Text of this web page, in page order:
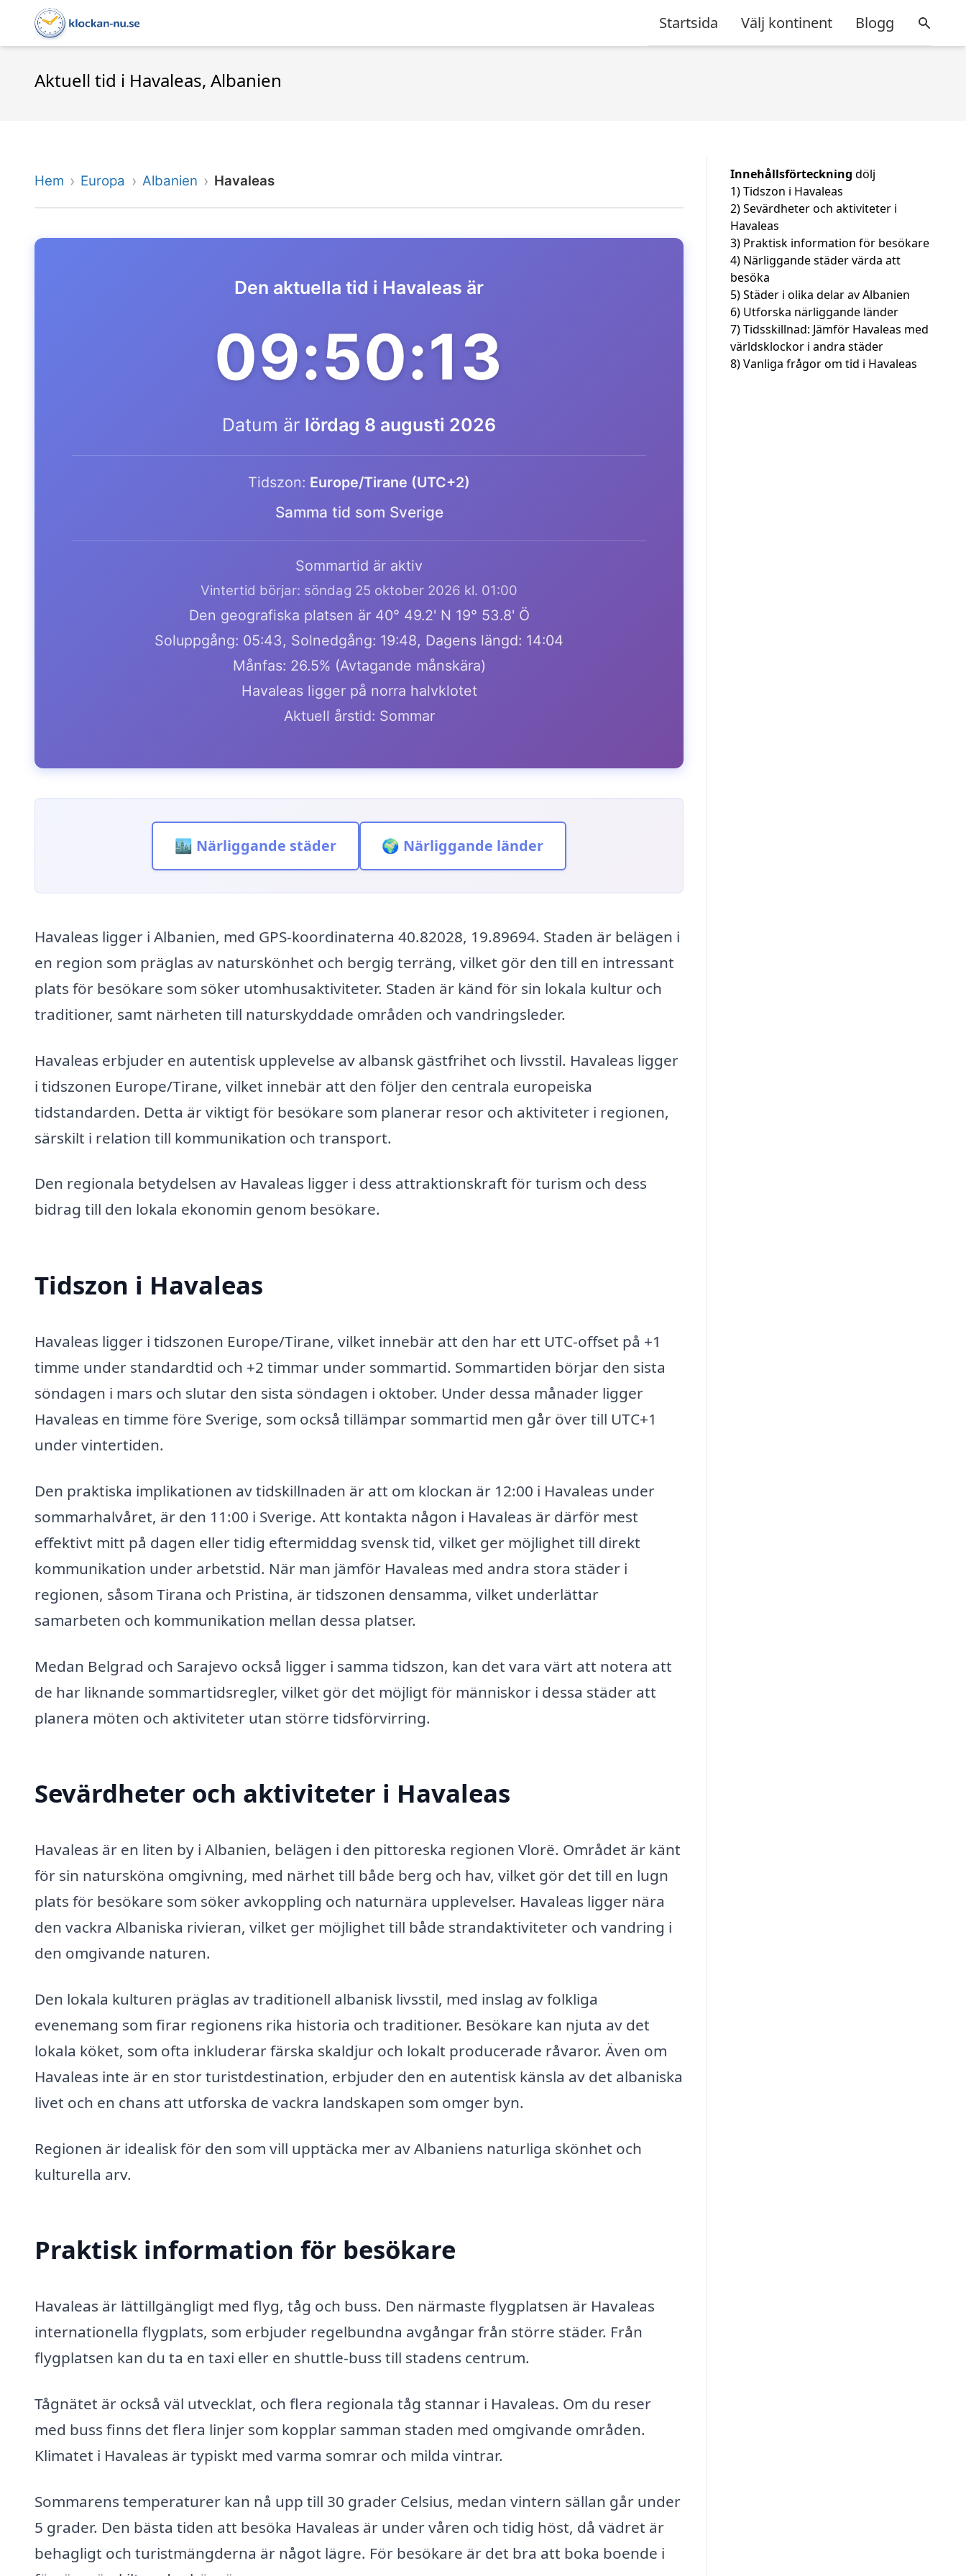
Startsida Välj kontinent Blogg
Aktuell tid i Havaleas, Albanien
Hem Europa Albanien Havaleas
Den aktuella tid i Havaleas är
09:50:13
Datum är lördag 8 augusti 2026
Tidszon: Europe/Tirane (UTC+2)
Samma tid som Sverige
Sommartid är aktiv
Vintertid börjar: söndag 25 oktober 2026 kl. 01:00
Den geografiska platsen är 40° 49.2' N 19° 53.8' Ö
Soluppgång: 05:43, Solnedgång: 19:48, Dagens längd: 14:04
Månfas: 26.5% (Avtagande månskära)
Havaleas ligger på norra halvklotet
Aktuell årstid: Sommar
🏙️ Närliggande städer 🌍 Närliggande länder
Havaleas ligger i Albanien, med GPS-koordinaterna 40.82028, 19.89694. Staden är belägen i
en region som präglas av naturskönhet och bergig terräng, vilket gör den till en intressant
plats för besökare som söker utomhusaktiviteter. Staden är känd för sin lokala kultur och
traditioner, samt närheten till naturskyddade områden och vandringsleder.
Havaleas erbjuder en autentisk upplevelse av albansk gästfrihet och livsstil. Havaleas ligger
i tidszonen Europe/Tirane, vilket innebär att den följer den centrala europeiska
tidstandarden. Detta är viktigt för besökare som planerar resor och aktiviteter i regionen,
särskilt i relation till kommunikation och transport.
Den regionala betydelsen av Havaleas ligger i dess attraktionskraft för turism och dess
bidrag till den lokala ekonomin genom besökare.
Tidszon i Havaleas
Havaleas ligger i tidszonen Europe/Tirane, vilket innebär att den har ett UTC-offset på +1
timme under standardtid och +2 timmar under sommartid. Sommartiden börjar den sista
söndagen i mars och slutar den sista söndagen i oktober. Under dessa månader ligger
Havaleas en timme före Sverige, som också tillämpar sommartid men går över till UTC+1
under vintertiden.
Den praktiska implikationen av tidskillnaden är att om klockan är 12:00 i Havaleas under
sommarhalvåret, är den 11:00 i Sverige. Att kontakta någon i Havaleas är därför mest
effektivt mitt på dagen eller tidig eftermiddag svensk tid, vilket ger möjlighet till direkt
kommunikation under arbetstid. När man jämför Havaleas med andra stora städer i
regionen, såsom Tirana och Pristina, är tidszonen densamma, vilket underlättar
samarbeten och kommunikation mellan dessa platser.
Medan Belgrad och Sarajevo också ligger i samma tidszon, kan det vara värt att notera att
de har liknande sommartidsregler, vilket gör det möjligt för människor i dessa städer att
planera möten och aktiviteter utan större tidsförvirring.
Sevärdheter och aktiviteter i Havaleas
Havaleas är en liten by i Albanien, belägen i den pittoreska regionen Vlorë. Området är känt
för sin natursköna omgivning, med närhet till både berg och hav, vilket gör det till en lugn
plats för besökare som söker avkoppling och naturnära upplevelser. Havaleas ligger nära
den vackra Albaniska rivieran, vilket ger möjlighet till både strandaktiviteter och vandring i
den omgivande naturen.
Den lokala kulturen präglas av traditionell albanisk livsstil, med inslag av folkliga
evenemang som firar regionens rika historia och traditioner. Besökare kan njuta av det
lokala köket, som ofta inkluderar färska skaldjur och lokalt producerade råvaror. Även om
Havaleas inte är en stor turistdestination, erbjuder den en autentisk känsla av det albaniska
livet och en chans att utforska de vackra landskapen som omger byn.
Regionen är idealisk för den som vill upptäcka mer av Albaniens naturliga skönhet och
kulturella arv.
Praktisk information för besökare
Havaleas är lättillgängligt med flyg, tåg och buss. Den närmaste flygplatsen är Havaleas
internationella flygplats, som erbjuder regelbundna avgångar från större städer. Från
flygplatsen kan du ta en taxi eller en shuttle-buss till stadens centrum.
Tågnätet är också väl utvecklat, och flera regionala tåg stannar i Havaleas. Om du reser
med buss finns det flera linjer som kopplar samman staden med omgivande områden.
Klimatet i Havaleas är typiskt med varma somrar och milda vintrar.
Sommarens temperaturer kan nå upp till 30 grader Celsius, medan vintern sällan går under
5 grader. Den bästa tiden att besöka Havaleas är under våren och tidig höst, då vädret är
behagligt och turistmängderna är något lägre. För besökare är det bra att boka boende i
Innehållsförteckning dölj
1)Tidszon i Havaleas
2)Sevärdheter och aktiviteter i
Havaleas
3) Praktisk information för besökare
4) Närliggande städer värda att
besöka
5)Städer i olika delar av Albanien
6) Utforska närliggande länder
7)Tidsskillnad: Jämför Havaleas med
världsklockor i andra städer
8)Vanliga frågor om tid i Havaleas